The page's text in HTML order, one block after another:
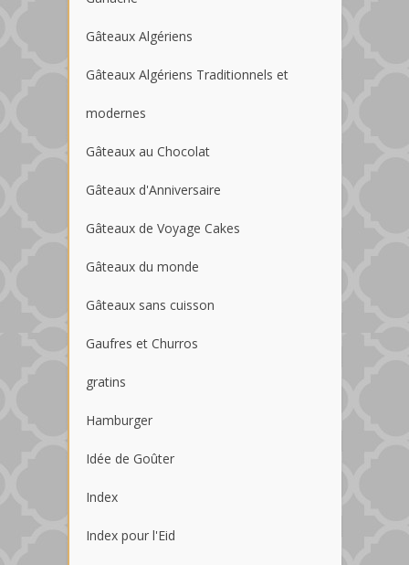
Gâteaux Algériens
Gâteaux Algériens Traditionnels et
modernes
Gâteaux au Chocolat
Gâteaux d'Anniversaire
Gâteaux de Voyage Cakes
Gâteaux du monde
Gâteaux sans cuisson
Gaufres et Churros
gratins
Hamburger
Idée de Goûter
Index
Index pour l'Eid